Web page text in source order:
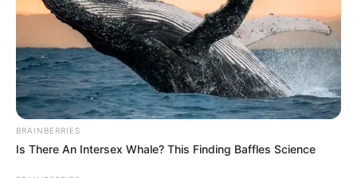
BRAINBERRIES
Is There An Intersex Whale? This Finding Baffles Science